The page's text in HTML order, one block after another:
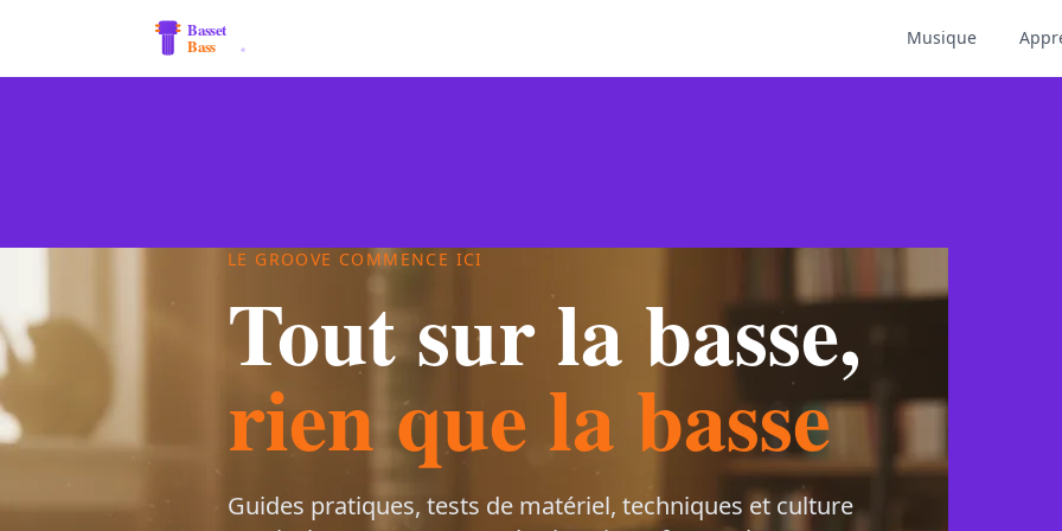
Musique
LE GROOVE COMMENCE ICI
Tout sur la basse,
rien que la basse
Guides pratiques, tests de matériel, techniques et culture